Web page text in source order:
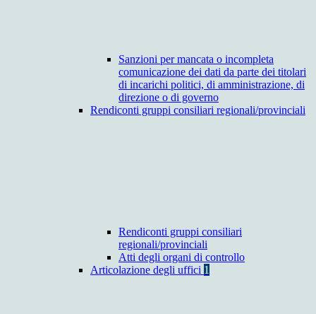
Sanzioni per mancata o incompleta
comunicazione dei dati da parte dei titolari
di incarichi politici, di amministrazione, di
direzione o di governo
Rendiconti gruppi consiliari regionali/provinciali
Rendiconti gruppi consiliari
regionali/provinciali
Atti degli organi di controllo
Articolazione degli uffici 1